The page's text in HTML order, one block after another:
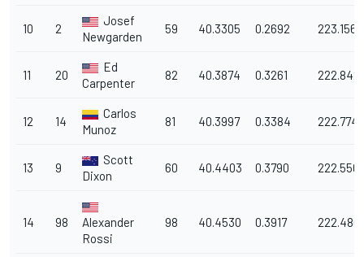
10 2
Josef
Newgarden
59 40.3305 0.2692 223.156
11 20
Ed
Carpenter
82 40.3874 0.3261 222.842
12 14
Carlos
Munoz
81 40.3997 0.3384 222.774
13 9
Scott
Dixon
60 40.4403 0.3790 222.550
14 98
Alexander
Rossi
98 40.4530 0.3917 222.480